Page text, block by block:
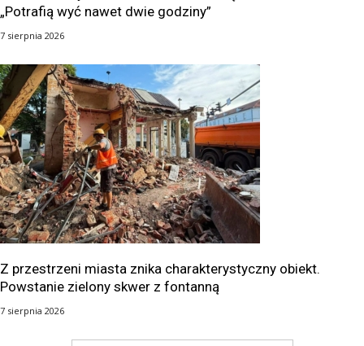
„Potrafią wyć nawet dwie godziny”
7 sierpnia 2026
Z przestrzeni miasta znika charakterystyczny obiekt.
Powstanie zielony skwer z fontanną
7 sierpnia 2026